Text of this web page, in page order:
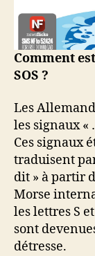
Comment
SOS ?
Les
les signaux
Ces signaux
traduisent
dit » à partir
Morse
les lettres S
sont
détresse.